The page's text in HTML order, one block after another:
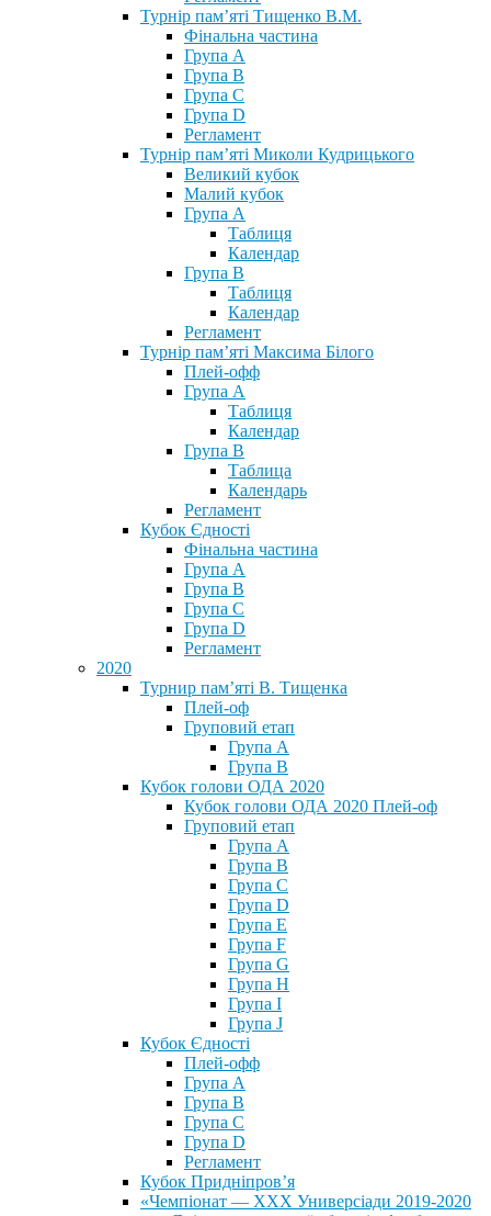
Турнір пам’яті Тищенко В.М.
Фінальна частина
Група А
Група В
Група С
Група D
Регламент
Турнір пам’яті Миколи Кудрицького
Великий кубок
Малий кубок
Група А
Таблиця
Календар
Група В
Таблиця
Календар
Регламент
Турнір пам’яті Максима Білого
Плей-офф
Група А
Таблиця
Календар
Група В
Таблица
Календарь
Регламент
Кубок Єдності
Фінальна частина
Група А
Група В
Група С
Група D
Регламент
2020
Турнир пам’яті В. Тищенка
Плей-оф
Груповий етап
Група А
Група В
Кубок голови ОДА 2020
Кубок голови ОДА 2020 Плей-оф
Груповий етап
Група A
Група B
Група C
Група D
Група E
Група F
Група G
Група H
Група I
Група J
Кубок Єдності
Плей-офф
Група А
Група В
Група С
Група D
Регламент
Кубок Придніпров’я
«Чемпіонат — ХХХ Универсіади 2019-2020